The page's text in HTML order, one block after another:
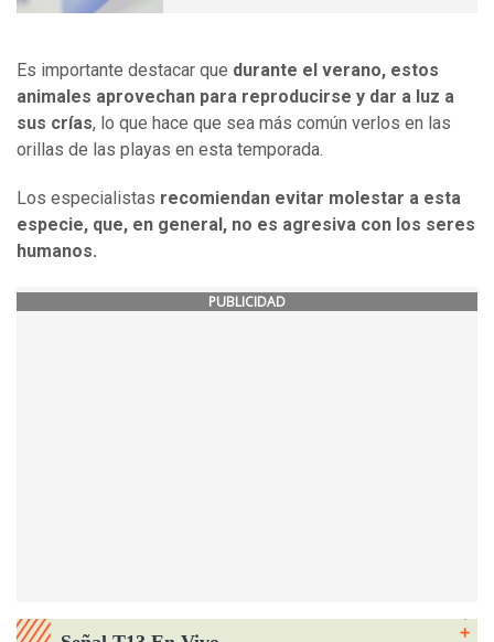
Es importante destacar que durante el verano, estos
animales aprovechan para reproducirse y dar a luz a
sus crías, lo que hace que sea más común verlos en las
orillas de las playas en esta temporada.
Los especialistas recomiendan evitar molestar a esta
especie, que, en general, no es agresiva con los seres
humanos.
PUBLICIDAD